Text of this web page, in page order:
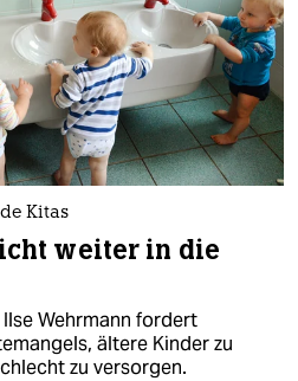
Kitas
weiter in die
Wehrmann fordert
ältere Kinder zu
zu versorgen.